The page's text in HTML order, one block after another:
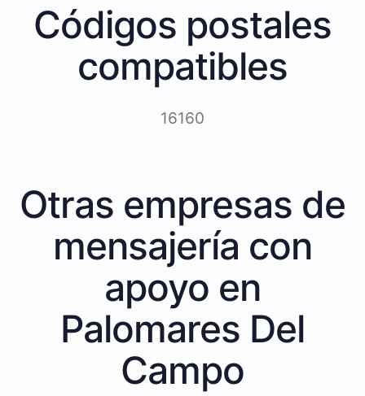
Códigos postales
compatibles
16160
Otras empresas de
mensajería con
apoyo en
Palomares Del
Campo